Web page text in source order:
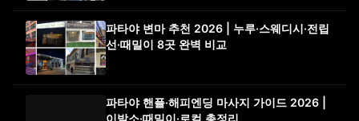
파타야 변마 추천 2026 | 누루·스웨디시·전립
선·때밀이 8곳 완벽 비교
파타야 핸플·해피엔딩 마사지 가이드 2026 |
이발소·때밀이·로컬 총정리